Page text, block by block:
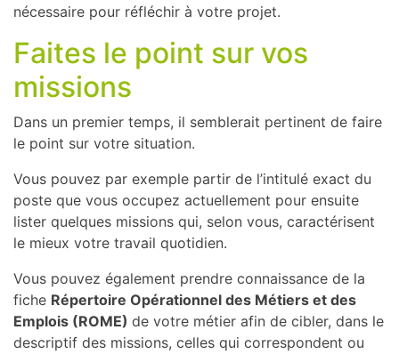
nécessaire pour réfléchir à votre projet.
Faites le point sur vos
missions
Dans un premier temps, il semblerait pertinent de faire
le point sur votre situation.
Vous pouvez par exemple partir de l’intitulé exact du
poste que vous occupez actuellement pour ensuite
lister quelques missions qui, selon vous, caractérisent
le mieux votre travail quotidien.
Vous pouvez également prendre connaissance de la
fiche Répertoire Opérationnel des Métiers et des
Emplois (ROME) de votre métier afin de cibler, dans le
descriptif des missions, celles qui correspondent ou